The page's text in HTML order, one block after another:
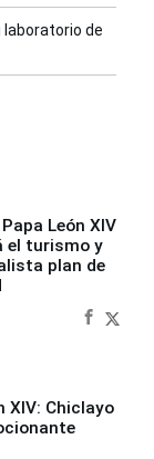
laboratorio de
León XIV
el turismo y
plan de
XIV: Chiclayo